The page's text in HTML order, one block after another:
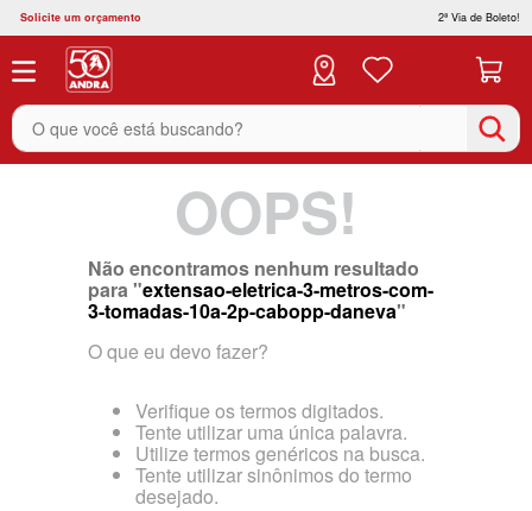
Solicite um orçamento 2ª Via de Boleto!
O que você está buscando?
OOPS!
Não encontramos nenhum resultado
para "extensao-eletrica-3-metros-com-
3-tomadas-10a-2p-cabopp-daneva"
O que eu devo fazer?
Verifique os termos digitados.
Tente utilizar uma única palavra.
Utilize termos genéricos na busca.
Tente utilizar sinônimos do termo
desejado.